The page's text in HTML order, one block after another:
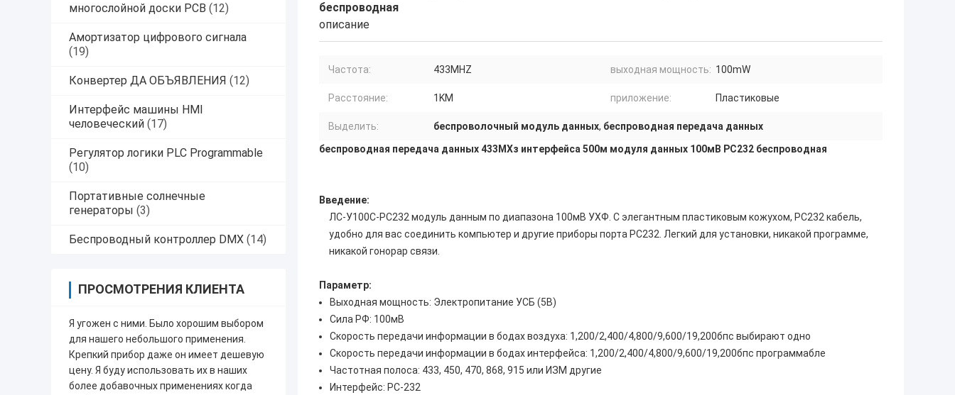
многослойной доски PCB (12)
Амортизатор цифрового сигнала
(19)
Конвертер ДА ОБЪЯВЛЕНИЯ (12)
Интерфейс машины HMI
человеческий (17)
Регулятор логики PLC Programmable
(10)
Портативные солнечные
генераторы (3)
Беспроводный контроллер DMX (14)
ПРОСМОТРЕНИЯ КЛИЕНТА
Я угожен с ними. Было хорошим выбором
для нашего небольшого применения.
Крепкий прибор даже он имеет дешевую
цену. Я буду использовать их в наших
более добавочных применениях когда
беспроводная
описание
Частота: 433MHZ выходная мощность: 100mW
Расстояние: 1KM приложение: Пластиковые
Выделить: беспроволочный модуль данных, беспроводная передача данных
беспроводная передача данных 433МХз интерфейса 500м модуля данных 100мВ РС232 беспроводная
Введение:
ЛС-У100С-РС232 модуль данным по диапазона 100мВ УХФ. С элегантным пластиковым кожухом, РС232 кабель,
удобно для вас соединить компьютер и другие приборы порта РС232. Легкий для установки, никакой программе,
никакой гонорар связи.
Параметр:
Выходная мощность: Электропитание УСБ (5В)
Сила РФ: 100мВ
Скорость передачи информации в бодах воздуха: 1,200/2,400/4,800/9,600/19,200бпс выбирают одно
Скорость передачи информации в бодах интерфейса: 1,200/2,400/4,800/9,600/19,200бпс программабле
Частотная полоса: 433, 450, 470, 868, 915 или ИЗМ другие
Интерфейс: РС-232